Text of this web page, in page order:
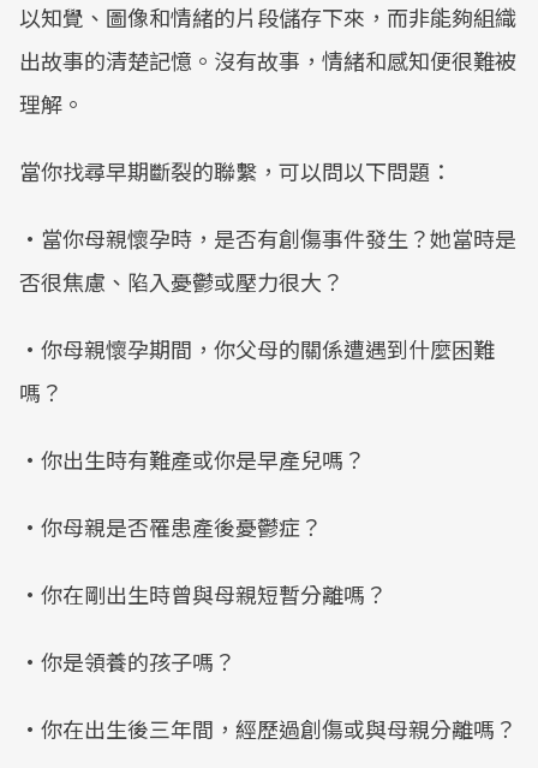
以知覺、圖像和情緒的片段儲存下來，而非能夠組織
出故事的清楚記憶。沒有故事，情緒和感知便很難被
理解。
當你找尋早期斷裂的聯繫，可以問以下問題：
•當你母親懷孕時，是否有創傷事件發生？她當時是
否很焦慮、陷入憂鬱或壓力很大？
•你母親懷孕期間，你父母的關係遭遇到什麼困難
嗎？
•你出生時有難產或你是早產兒嗎？
•你母親是否罹患產後憂鬱症？
•你在剛出生時曾與母親短暫分離嗎？
•你是領養的孩子嗎？
•你在出生後三年間，經歷過創傷或與母親分離嗎？